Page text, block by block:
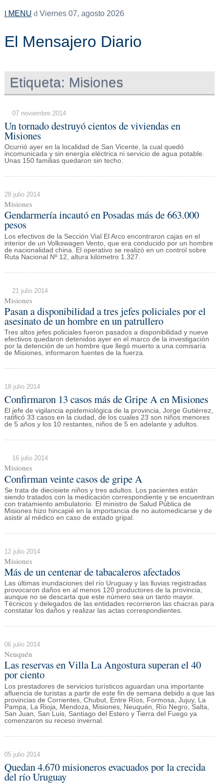
MENU Viernes 07, agosto 2026
El Mensajero Diario
Etiqueta: Misiones
07 noviembre 2014
Un tornado destruyó cientos de viviendas en
Misiones
Ocurrió ayer en la localidad de San Vicente, la cual quedó
incomunicada y sin energía eléctrica ni servicio de agua potable.
Unas 150 familias quedaron sin techo.
28 julio 2014
Misiones
Gendarmería incautó en Posadas más de 663.000
pesos
Los efectivos de la Sección Vial El Arco encontraron cajas en el
interior de un Volkswagen Vento, que era conducido por un hombre
de nacionalidad china. El operativo se realizó en un control sobre
Ruta Nacional Nº 12, altura kilómetro 1.327.
21 julio 2014
Misiones
Pasan a disponibilidad a tres jefes policiales por el
asesinato de un hombre en un patrullero
Tres altos jefes policiales fueron pasados a disponibilidad y nueve
efectivos quedaron detenidos ayer en el marco de la investigación
por la detención de un hombre que llegó muerto a una comisaría
de Misiones, informaron fuentes de la fuerza.
18 julio 2014
Confirmaron 13 casos más de Gripe A en Misiones
El jefe de vigilancia epidemiológica de la provincia, Jorge Gutiérrez,
ratificó 33 casos en la ciudad, de los cuales 23 son niños menores
de 5 años y los 10 restantes, niños de 5 en adelante y adultos.
16 julio 2014
Misiones
Confirman veinte casos de gripe A
Se trata de diecisiete niños y tres adultos. Los pacientes están
siendo tratados con la medicación correspondiente y se encuentran
con tratamiento ambulatorio. El ministro de Salud Pública de
Misiones hizo hincapié en la importancia de no automedicarse y de
asistir al médico en caso de estado gripal.
12 julio 2014
Misiones
Más de un centenar de tabacaleros afectados
Las últimas inundaciones del río Uruguay y las lluvias registradas
provocaron daños en al menos 120 productores de la provincia,
aunque no se descarta que este número sea un tanto mayor.
Técnicos y delegados de las entidades recorrieron las chacras para
constatar los daños y realizar las actas correspondientes.
06 julio 2014
Neuquén
Las reservas en Villa La Angostura superan el 40
por ciento
Los prestadores de servicios turísticos aguardan una importante
afluencia de turistas a partir de este fin de semana debido a que las
provincias de Corrientes, Chubut, Entre Ríos, Formosa, Jujuy, La
Pampa, La Rioja, Mendoza, Misiones, Neuquén, Río Negro, Salta,
San Juan, San Luis, Santiago del Estero y Tierra del Fuego ya
comenzaron su receso invernal.
05 julio 2014
Quedan 4.670 misioneros evacuados por la crecida
del río Uruguay